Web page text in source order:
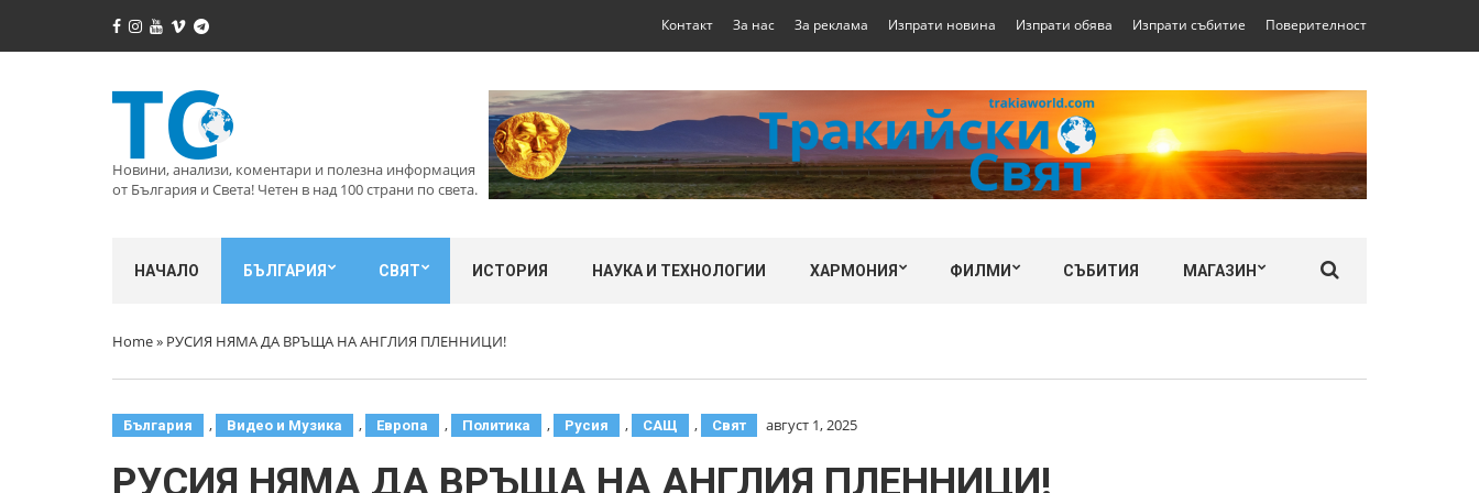
Контакт За нас За реклама Изпрати новина Изпрати обява Изпрати събитие Поверителност
Новини, анализи, коментари и полезна информация
от България и Света! Четен в над 100 страни по света.
НАЧАЛО БЪЛГАРИЯ СВЯТ ИСТОРИЯ НАУКА И ТЕХНОЛОГИИ ХАРМОНИЯ ФИЛМИ СЪБИТИЯ МАГАЗИН
Home» РУСИЯ НЯМА ДА ВРЪЩА НА АНГЛИЯ ПЛЕННИЦИ!
България , Видео и Музика , Европа , Политика , Русия , САЩ , Свят август 1, 2025
РУСИЯ НЯМА ДА ВРЪЩА НА АНГЛИЯ ПЛЕННИЦИ!